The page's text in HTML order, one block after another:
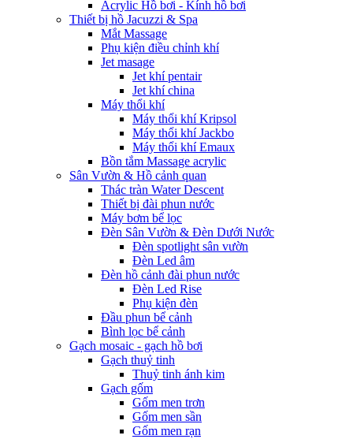
Acrylic Hồ bơi - Kính hồ bơi
Thiết bị hồ Jacuzzi & Spa
Mắt Massage
Phụ kiện điều chỉnh khí
Jet masage
Jet khí pentair
Jet khí china
Máy thổi khí
Máy thổi khí Kripsol
Máy thổi khí Jackbo
Máy thổi khí Emaux
Bồn tắm Massage acrylic
Sân Vườn & Hồ cảnh quan
Thác tràn Water Descent
Thiết bị đài phun nước
Máy bơm bể lọc
Đèn Sân Vườn & Đèn Dưới Nước
Đèn spotlight sân vườn
Đèn Led âm
Đèn hồ cảnh đài phun nước
Đèn Led Rise
Phụ kiện đèn
Đầu phun bể cảnh
Bình lọc bể cảnh
Gạch mosaic - gạch hồ bơi
Gạch thuỷ tinh
Thuỷ tinh ánh kim
Gạch gốm
Gốm men trơn
Gốm men sần
Gốm men rạn